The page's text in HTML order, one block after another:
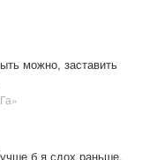
можно, заставить
б я сдох раньше,